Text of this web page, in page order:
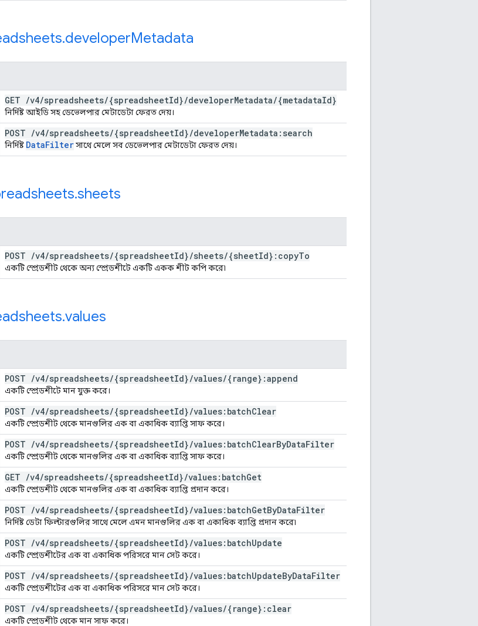
.developerMetadata
GET /v4/spreadsheets/{spreadsheetId}/developerMetadata/{metadataId}
নির্দিষ্ট আইডি সহ ডেভেলপার মেটাডেটা ফেরত দেয়।
POST /v4/spreadsheets/{spreadsheetId}/developerMetadata:search
নির্দিষ্ট DataFilterসাথে মেলে সব ডেভেলপার মেটাডেটা ফেরত দেয়।
.sheets
POST /v4/spreadsheets/{spreadsheetId}/sheets/{sheetId}:copyTo
একটি স্প্রেডশীট থেকে অন্য স্প্রেডশীটে একটি একক শীট কপি করে৷
.values
POST /v4/spreadsheets/{spreadsheetId}/values/{range}:append
একটি স্প্রেডশীটে মান যুক্ত করে।
POST /v4/spreadsheets/{spreadsheetId}/values:batchClear
একটি স্প্রেডশীট থেকে মানগুলির এক বা একাধিক ব্যাপ্তি সাফ করে।
POST /v4/spreadsheets/{spreadsheetId}/values:batchClearByDataFilter
একটি স্প্রেডশীট থেকে মানগুলির এক বা একাধিক ব্যাপ্তি সাফ করে।
GET /v4/spreadsheets/{spreadsheetId}/values:batchGet
একটি স্প্রেডশীট থেকে মানগুলির এক বা একাধিক ব্যাপ্তি প্রদান করে।
POST /v4/spreadsheets/{spreadsheetId}/values:batchGetByDataFilter
নির্দিষ্ট ডেটা ফিল্টারগুলির সাথে মেলে এমন মানগুলির এক বা একাধিক ব্যাপ্তি প্রদান করে৷
POST /v4/spreadsheets/{spreadsheetId}/values:batchUpdate
একটি স্প্রেডশীটের এক বা একাধিক পরিসরে মান সেট করে।
POST /v4/spreadsheets/{spreadsheetId}/values:batchUpdateByDataFilter
একটি স্প্রেডশীটের এক বা একাধিক পরিসরে মান সেট করে।
POST /v4/spreadsheets/{spreadsheetId}/values/{range}:clear
একটি স্প্রেডশীট থেকে মান সাফ করে।